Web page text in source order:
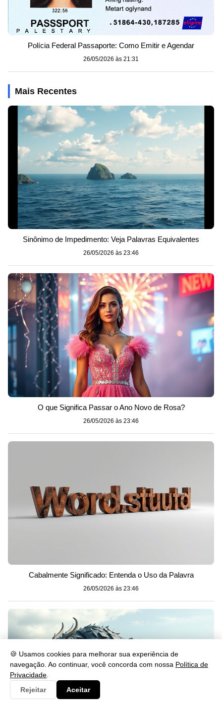
🍪 Usamos cookies para melhorar sua experiência de
navegação. Ao continuar, você concorda com nossa Política de
Privacidade
Rejeitar
Aceitar
Polícia Federal Passaporte: Como Emitir e Agendar
26/05/2026 às 21:31
Mais Recentes
Sinônimo de Impedimento: Veja Palavras Equivalentes
26/05/2026 às 23:46
O que Significa Passar o Ano Novo de Rosa?
26/05/2026 às 23:46
Cabalmente Significado: Entenda o Uso da Palavra
26/05/2026 às 23:46